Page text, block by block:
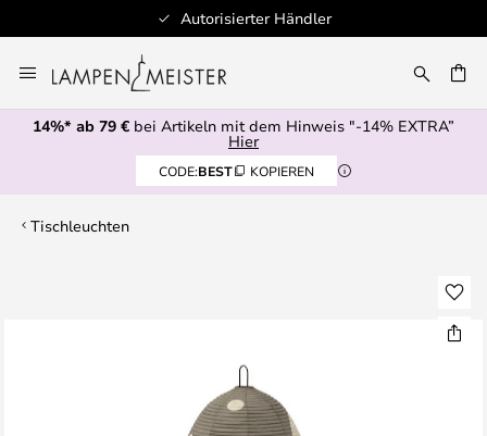
Autorisierter Händler
Inhalt
springen
14%* ab 79 € bei Artikeln mit dem Hinweis "-14% EXTRA”
Hier
CODE:BEST KOPIEREN
Tischleuchten